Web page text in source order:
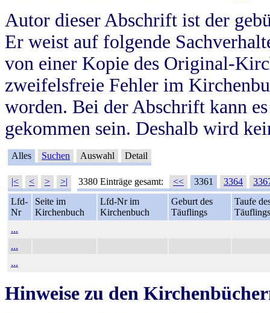
Autor dieser Abschrift ist der
Er weist auf folgende
von einer Kopie des Original-
zweifelsfreie Fehler im
worden. Bei der Abschrift kann
gekommen sein. Deshalb wird
Alles Suchen Auswahl Detail
|< < > >| 3380 Einträge gesamt: << 3361 3364
Lfd-
Nr
Seite im
Kirchenbuch
Lfd-Nr im
Kirchenbuch
Geburt des
Täuflings
Taufe
Täuflings
...
...
...
Hinweise zu den